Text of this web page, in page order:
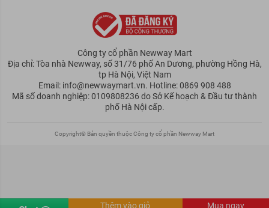
Thêm vào giỏ Mua ngay
Công ty cổ phần Newway Mart
Địa chỉ: Tòa nhà Newway, số 31/76 phố An Dương, phường Hồng Hà,
tp Hà Nội, Việt Nam
Email: info@newwaymart.vn. Hotline: 0869 908 488
Mã số doanh nghiệp: 0109808236 do Sở Kế hoạch & Đầu tư thành
phố Hà Nội cấp.
Copyright© Bản quyền thuộc Công ty cổ phần Newway Mart